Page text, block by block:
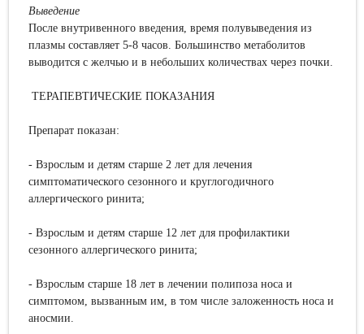
Выведение
После внутривенного введения, время полувыведения из
плазмы составляет 5-8 часов. Большинство метаболитов
выводится с желчью и в небольших количествах через почки.
ТЕРАПЕВТИЧЕСКИЕ ПОКАЗАНИЯ
Препарат показан:
- Взрослым и детям старше 2 лет для лечения
симптоматического сезонного и круглогодичного
аллергического ринита;
- Взрослым и детям старше 12 лет для профилактики
сезонного аллергического ринита;
- Взрослым старше 18 лет в лечении полипоза носа и
симптомом, вызванным им, в том числе заложенность носа и
аносмии.